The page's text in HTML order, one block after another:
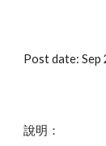
Post date:
說明：